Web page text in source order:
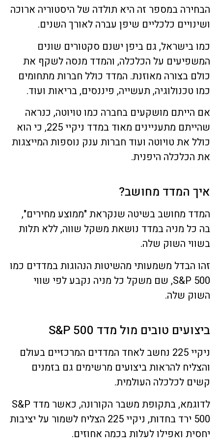
הבחירה במספר זה היא תולדה של היסטוריה ארוכה
ושינויים כלכליים שיפן עברה לאורך השנים.
כמו בישראל, גם ביפן ישנם סקטורים שונים
המשפיעים על הכלכלה, והמדד מנסה לשקף את
כולם בצורה מאוזנת. המדד כולל חברות מתחומים
כמו טכנולוגיה, תעשייה, פיננסים, בריאות ועוד.
אם הייתם מושקעים בחברה כמו טויוטה, כנראה
שהייתם מתעניינים מאוד במדד ניקיי 225, כי הוא
כולל את טויוטה ועוד חברות ענק נוספות המייצגות
את הכלכלה היפנית.
איך המדד מחושב?
המדד מחושב בשיטה שנקראת "ממוצע מחירים",
בה כל מניה במדד נושאת משקל שווה, ללא תלות
בשווי השוק שלה.
זהו הבדל משמעותי מהשיטות הנהוגות במדדים כמו
S&P 500, שם משקל כל מניה נקבע לפי שווי
השוק שלה.
ביצועים טובים מול מדד S&P 500
ניקיי 225 נחשב לאחד המדדים המרכזיים בעולם
והצליח להראות ביצועים מרשימים גם בזמנים
קשים לכלכלה העולמית.
לדוגמא, בתקופת משבר הקורונה, כאשר מדד S&P
500 ירד בחדות, ניקיי 225 הצליח לשמור על יציבות
יחסית ואפילו לעלות בכמה אחוזים.